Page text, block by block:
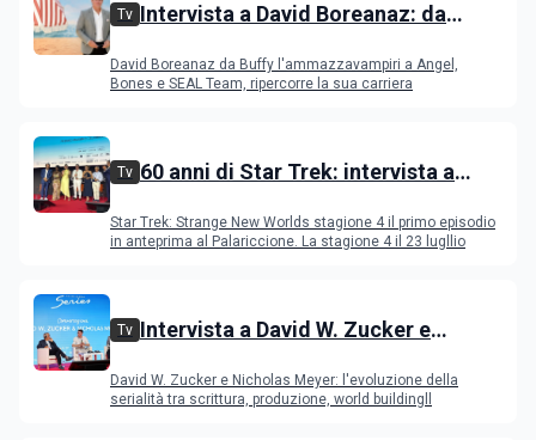
Tv Intervista a David Boreanaz: da
Bones e SEAL Team
David Boreanaz da Buffy l'ammazzavampiri a Angel,
Bones e SEAL Team, ripercorre la sua carriera
Tv 60 anni di Star Trek: intervista a
Romijn, Anson Mount
Star Trek: Strange New Worlds stagione 4 il primo episodio
in anteprima al Palariccione. La stagione 4 il 23 lugllio
Tv Intervista a David W. Zucker e
serialità internazionale
David W. Zucker e Nicholas Meyer: l'evoluzione della
serialità tra scrittura, produzione, world buildingll